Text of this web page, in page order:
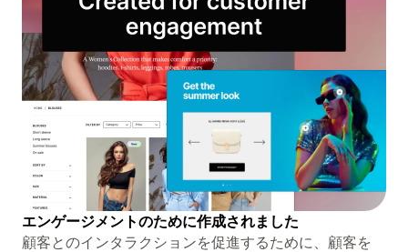
エンゲージメントのために作成されました
顧客とのインタラクションを促進するために、顧客を